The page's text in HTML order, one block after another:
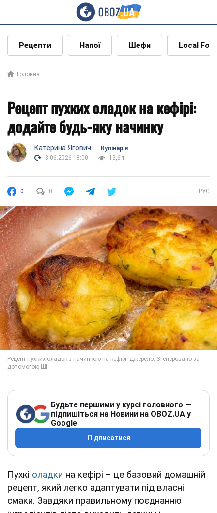
Рецепти Напої Шефи Local
Головна
Рецепт пухких оладок на кефірі:
додайте будь-яку начинку
Катерина Ягович
Кулінарія
8.06.2026 18:00
13,6 т.
0 0 РУС
Будьте першими у курсі головного —
підпишіться на Новини на OBOZ.UA у
Google
Підписатися
Пухкі оладки на кефірі – це базовий домашній
рецепт, який легко адаптувати під власні
смаки. Завдяки правильному поєднанню